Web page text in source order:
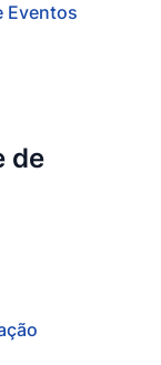
Eventos
de